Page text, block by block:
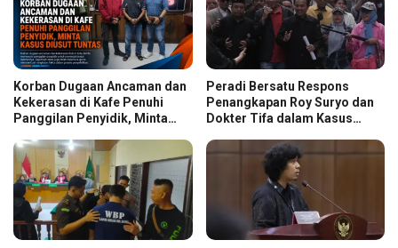
Korban Dugaan Ancaman dan
Kekerasan di Kafe Penuhi
Panggilan Penyidik, Minta
Peradi Bersatu Respons
Penangkapan Roy Suryo dan
Dokter Tifa dalam Kasus